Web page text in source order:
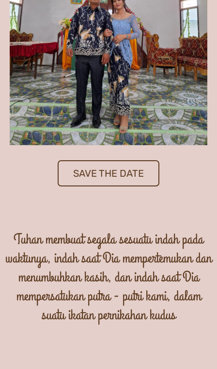
SAVE THE DATE
Tuhan membuat segala sesuatu indah pada
waktunya, indah saat Dia mempertemukan dan
menumbuhkan kasih, dan indah saat Dia
mempersatukan putra - putri kami, dalam
suatu ikatan pernikahan kudus